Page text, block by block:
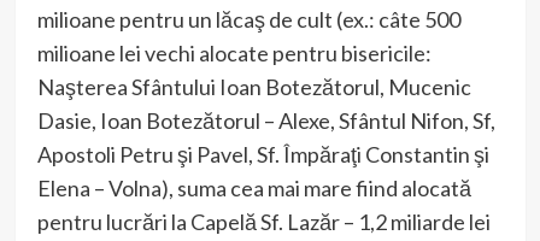
milioane pentru un lăcaş de cult (ex.: câte 500
milioane lei vechi alocate pentru bisericile:
Naşterea Sfântului Ioan Botezătorul, Mucenic
Dasie, Ioan Botezătorul – Alexe, Sfântul Nifon, Sf,
Apostoli Petru şi Pavel, Sf. Împăraţi Constantin şi
Elena – Volna), suma cea mai mare fiind alocată
pentru lucrări la Capelă Sf. Lazăr – 1,2 miliarde lei